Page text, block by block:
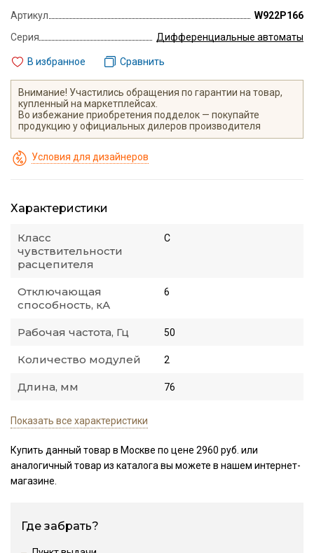
Артикул
W922P166
Серия
Дифференциальные автоматы
В избранное Сравнить
Внимание! Участились обращения по гарантии на товар,
купленный на маркетплейсах.
Во избежание приобретения подделок — покупайте
продукцию у официальных дилеров производителя
Условия для дизайнеров
Характеристики
Класс
чувствительности
расцепителя
С
Отключающая
способность, кА
6
Рабочая частота, Гц 50
Количество модулей 2
Длина, мм 76
Показать все характеристики
Купить данный товар в Москве по цене 2960 руб. или
аналогичный товар из каталогавы можете в нашем интернет-
магазине.
Где забрать?